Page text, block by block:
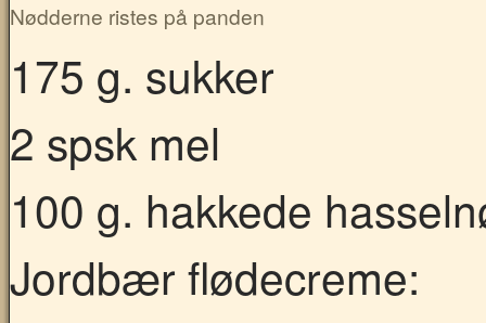
Nødderne ristes på panden
175 g. sukker
2 spsk mel
100 g. hakkede
Jordbær flødecreme: